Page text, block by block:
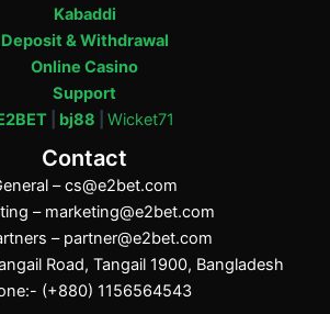
Kabaddi
Deposit & Withdrawal
Online Casino
Support
| bj88 Wicket71
Contact
–cs@e2bet.com
– marketing@e2bet.com
– partner@e2bet.com
Road, Tangail 1900, Bangladesh
(+880) 1156564543